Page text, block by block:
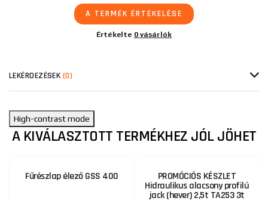
A TERMÉK ÉRTÉKELÉSE
Értékelte 0 vásárlók
LEKÉRDEZÉSEK (0)
High-contrast mode
A KIVÁLASZTOTT TERMÉKHEZ JÓL JÖHET
Fűrészlap élező GSS 400 PROMÓCIÓS KÉSZLET
Hidraulikus alacsony profilú
jack (hever) 2,5t TA253 3t